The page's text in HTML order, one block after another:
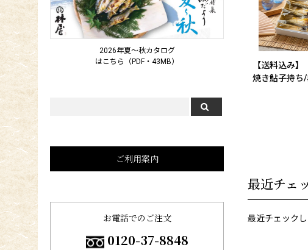
【送料込み
焼き鮎子持ち
最近チェ
最近チェック
2026年夏～秋カタログ
はこちら（PDF・43MB）
ご利用案内
お電話でのご注文
0120-37-8848